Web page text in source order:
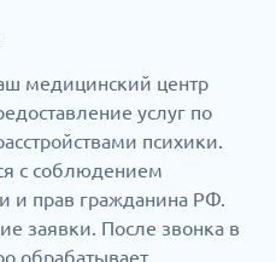
медицинский центр
услуг по
психики.
с соблюдением
и прав гражданина РФ.
заявки. После звонка в
обрабатывает